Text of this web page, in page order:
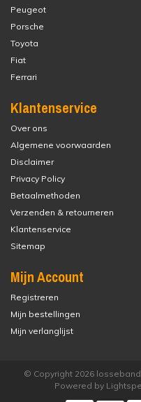
Peugeot
Porsche
Toyota
Fiat
Ferrari
Klantenservice
Over ons
Algemene voorwaarden
Disclaimer
Privacy Policy
Betaalmethoden
Verzenden & retourneren
Klantenservice
Sitemap
Mijn Account
Registreren
Mijn bestellingen
Mijn verlanglijst
© Copyright 2026
Powered by